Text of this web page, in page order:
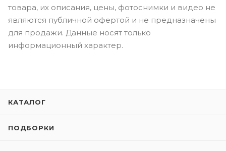
товара, их описания, цены, фотоснимки и видео не
являются публичной офертой и не предназначены
для продажи. Данные носят только
информационный характер.
КАТАЛОГ
ПОДБОРКИ